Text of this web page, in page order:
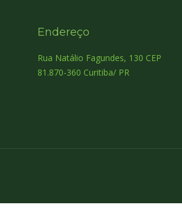
Endereço
Rua Natálio Fagundes, 130 CEP
81.870-360 Curitiba/ PR